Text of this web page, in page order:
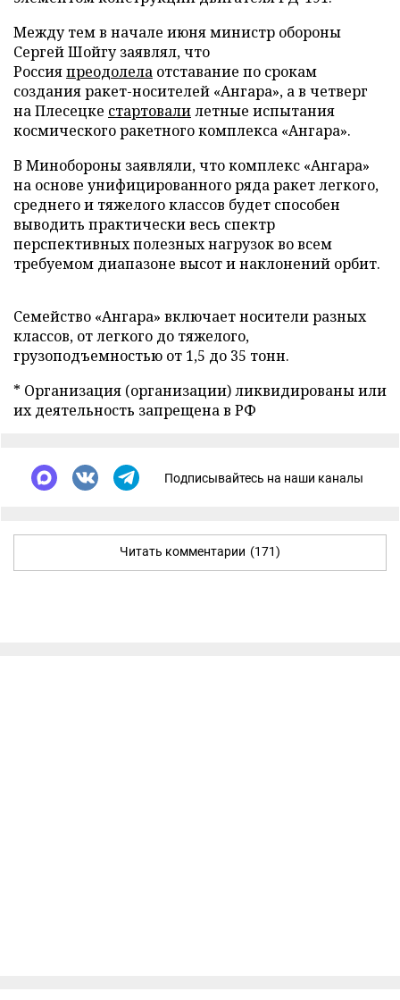
Между тем в начале июня министр обороны
Сергей Шойгу заявлял, что
Россияпреодолела отставание по срокам
создания ракет-носителей «Ангара», а в четверг
на Плесецке стартовалилетные испытания
космического ракетного комплекса «Ангара».
В Минобороны заявляли, что комплекс «Ангара»
на основе унифицированного ряда ракет легкого,
среднего и тяжелого классов будет способен
выводить практически весь спектр
перспективных полезных нагрузок во всем
требуемом диапазоне высот и наклонений орбит.
Семейство «Ангара» включает носители разных
классов, от легкого до тяжелого,
грузоподъемностью от 1,5 до 35 тонн.
* Организация (организации) ликвидированы или
их деятельность запрещена в РФ
Подписывайтесь на наши каналы
Читать комментарии (171)